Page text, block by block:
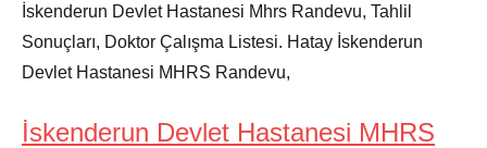
İskenderun Devlet Hastanesi Mhrs Randevu, Tahlil
Sonuçları, Doktor Çalışma Listesi. Hatay İskenderun
Devlet Hastanesi MHRS Randevu,
İskenderun Devlet Hastanesi MHRS